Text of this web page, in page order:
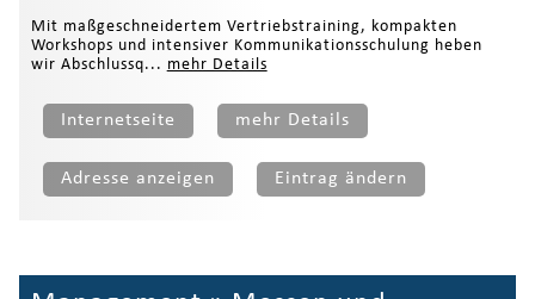
Mit maßgeschneidertem Vertriebstraining, kompakten
Workshops und intensiver Kommunikationsschulung heben
wir Abschlussq... mehr Details
Internetseite mehr Details
Adresse anzeigen Eintrag ändern